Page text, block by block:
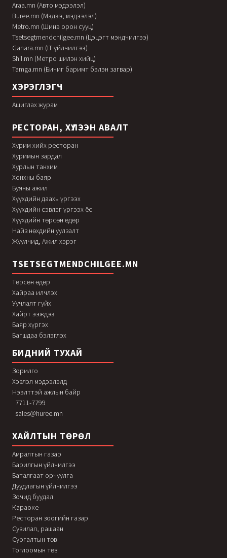
Araa.mn (Авто мэдээлэл)
Buree.mn (Мэдээ, мэдээлэл)
Metro.mn (Шинэ орон сууц)
Tsetsegtmendchilgee.mn (Цэцэгт мэндчилгээ)
Ganara.mn (IT үйлчилгээ)
Shil.mn (Метро шилэн хийц)
Tamga.mn (Бичиг баримт бэлэн загвар)
ХЭРЭГЛЭГЧ
Ашиглах журам
РЕСТОРАН, ХҮЛЭЭН АВАЛТ
Хурим хийх ресторан
Хуримын зардал
Хурлын танхим
Хонхны баяр
Буяны ажил
Хүүхдийн даахь үргээх
Хүүхдийн сэвлэг үргээх ёс
Хүүхдийн төрсөн өдөр
Найз нөхдийн уулзалт
Жуулчид, Ажил хэрэг
TSETSEGTMENDCHILGEE.MN
Төрсөн өдөр
Хайраа илчлэх
Уучлалт гуйх
Хайрт ээждээ
Баяр хүргэх
Багшдаа бэлэглэх
БИДНИЙ ТУХАЙ
Зорилго
Хэвлэл мэдээлэлд
Нээлттэй ажлын байр
7711-7799
sales@huree.mn
ХАЙЛТЫН ТӨРӨЛ
Амралтын газар
Барилгын үйлчилгээ
Баталгаат орчуулга
Дуудлагын үйлчилгээ
Зочид буудал
Караоке
Ресторан зоогийн газар
Сувилал, рашаан
Сургалтын төв
Тоглоомын төв